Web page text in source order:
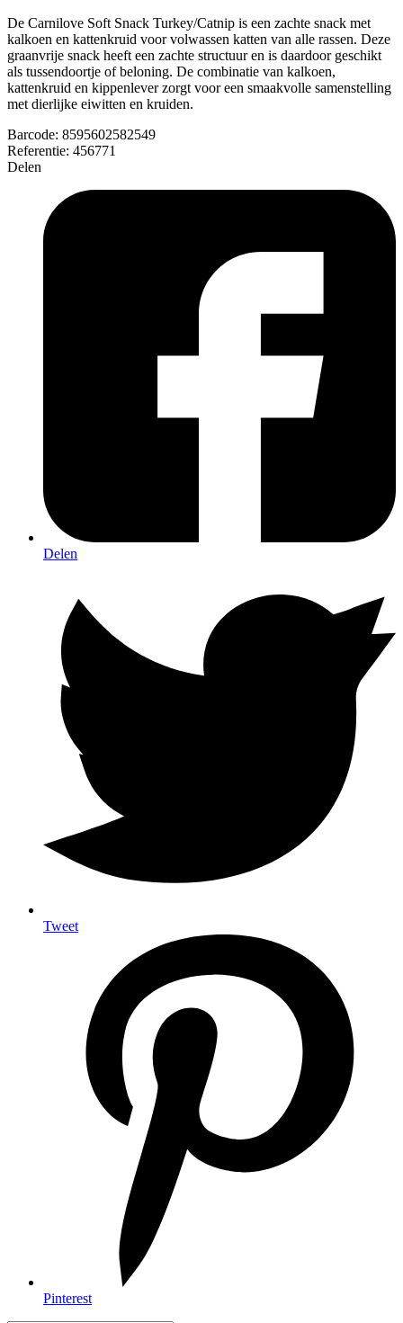
De Carnilove Soft Snack Turkey/Catnip is een zachte snack met
kalkoen en kattenkruid voor volwassen katten van alle rassen. Deze
graanvrije snack heeft een zachte structuur en is daardoor geschikt
als tussendoortje of beloning. De combinatie van kalkoen,
kattenkruid en kippenlever zorgt voor een smaakvolle samenstelling
met dierlijke eiwitten en kruiden.
Barcode: 8595602582549
Referentie: 456771
Delen
Delen
Tweet
Pinterest